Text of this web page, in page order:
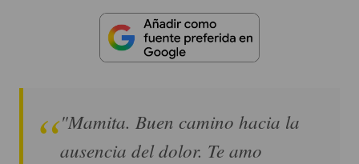
"Mamita. Buen camino hacia la
ausencia del dolor. Te amo